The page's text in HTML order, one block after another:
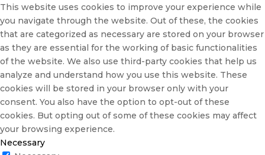
This website uses cookies to improve your experience while
you navigate through the website. Out of these, the cookies
that are categorized as necessary are stored on your browser
as they are essential for the working of basic functionalities
of the website. We also use third-party cookies that help us
analyze and understand how you use this website. These
cookies will be stored in your browser only with your
consent. You also have the option to opt-out of these
cookies. But opting out of some of these cookies may affect
your browsing experience.
Necessary